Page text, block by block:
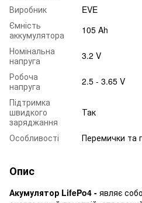
Виробник
EVE
Ємність
аккумулятора
105 Ah
Номінальна
напруга
3.2 V
Робоча
напруга
2.5 - 3.65 V
Підтримка
швидкого
заряджання
Так
Особливості Перемички та
Опис
Акумулятор LifePo4 - являє